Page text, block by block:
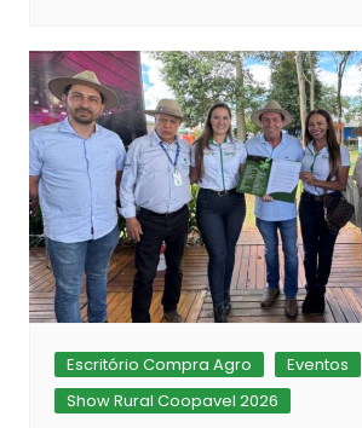
Escritório Compra Agro
Eventos
Show Rural Coopavel 2026